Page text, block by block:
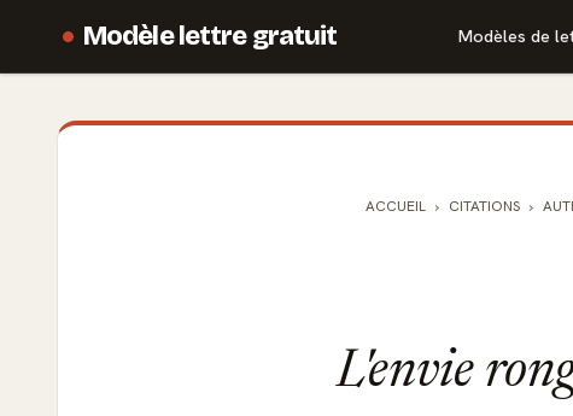
Modèle lettre gratuit Modèles de
ACCUEIL CITATIONS
L'envie